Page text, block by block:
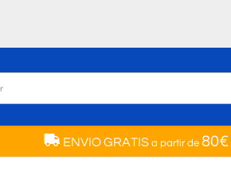
ENVIO GRATISa partir de 80€